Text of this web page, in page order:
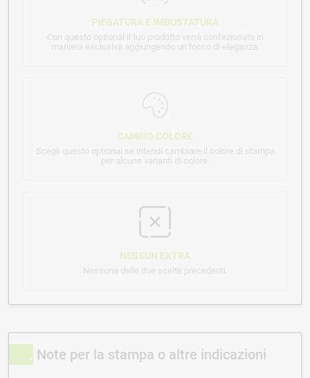
PIEGATURA E IMBUSTATURA
Con questo optional il tuo prodotto verrà confezionato in
maniera esclusiva aggiungendo un tocco di eleganza.
CAMBIO COLORE
Scegli questo optional se intendi cambiare il colore di stampa
per alcune varianti di colore.
NESSUN EXTRA
Nessuna delle due scelte precedenti.
Note per la stampa o altre indicazioni